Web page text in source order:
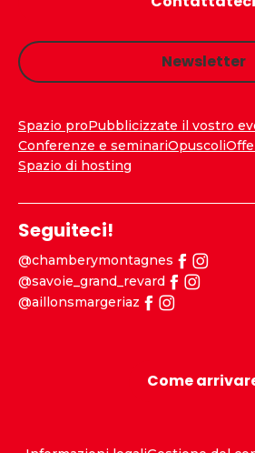
Newsletter
Spazio proPubblicizzate il vostro
Conferenze e seminariOpuscoli
Spazio di hosting
Seguiteci!
@chamberymontagnes
@savoie_grand_revard
@aillonsmargeriaz
Come